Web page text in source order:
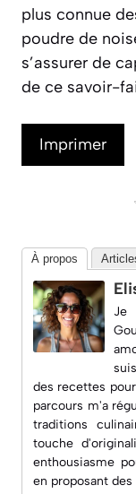
plus connue
poudre de
s’assurer de
de ce savoir-
Imprimer
À propos
Je
des recettes
parcours m'a
traditions
touche
enthousiasme
en proposant des